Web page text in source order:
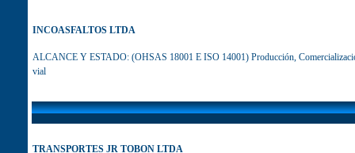
INCOASFALTOS LTDA
ALCANCE Y ESTADO: (OHSAS 18001 E ISO 14001) Producción,
vial
TRANSPORTES JR TOBON LTDA